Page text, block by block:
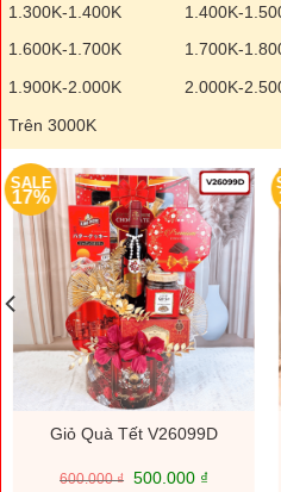
1.300K-1.400K
1.400K-
1.600K-1.700K
1.700K-
1.900K-2.000K
2.000K-
Trên 3000K
SALE
17%
Giỏ Quà Tết V26099D
600.000₫
Giá
500.000 ₫Giá